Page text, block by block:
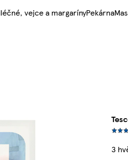
vejce a margarínyPekárna
3